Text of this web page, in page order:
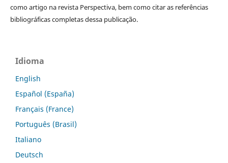
como artigo na revista Perspectiva, bem como citar as referências
bibliográficas completas dessa publicação.
Idioma
English
Español (España)
Français (France)
Português (Brasil)
Italiano
Deutsch